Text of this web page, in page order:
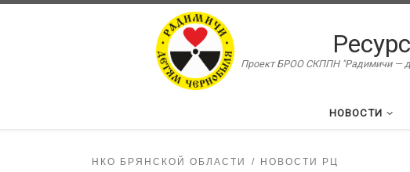
Проект БРОО СКППН "Радимичи —
НОВОСТИ
НКО БРЯНСКОЙ ОБЛАСТИ НОВОСТИ РЦ